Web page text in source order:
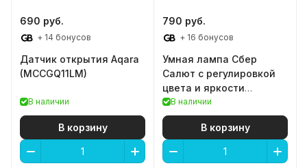
690 руб.
+ 14 бонусов
Датчик открытия Aqara
(MCCGQ11LM)
В наличии
В корзину
790 руб.
+ 16 бонусов
Умная лампа Сбер
Салют с регулировкой
цвета и яркости
(ЦокольE14)
В наличии
В корзину